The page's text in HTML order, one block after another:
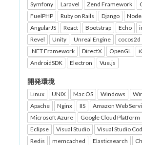
Symfony
Laravel Zend Framework
FuelPHP
Ruby on Rails Django
AngularJS
React Bootstrap Echo
Revel
Unity Unreal Engine
cocos2d
.NET Framework
DirectX OpenGL
AndroidSDK
Electron Vue.js
開発環境
Linux UNIX Mac OS Windows
Apache
Nginx IIS
Amazon Web
Microsoft Azure
Google Cloud Platform
Eclipse
Visual Studio Visual Studio
Redis
memcached Elasticsearch